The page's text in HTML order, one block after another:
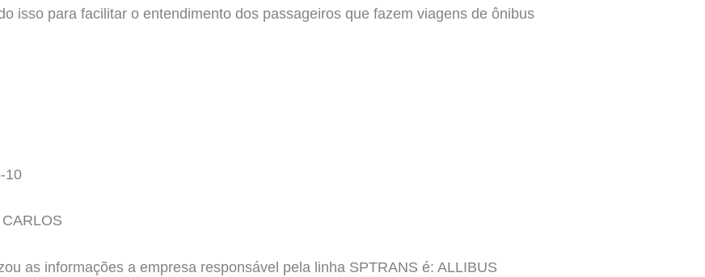
isso para facilitar o entendimento dos passageiros que fazem viagens de ônibus
10
as informações a empresa responsável pela linha SPTRANS é: ALLIBUS